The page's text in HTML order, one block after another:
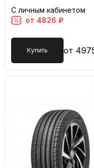
С личным кабинетом
от 4826 ₽
Купить от